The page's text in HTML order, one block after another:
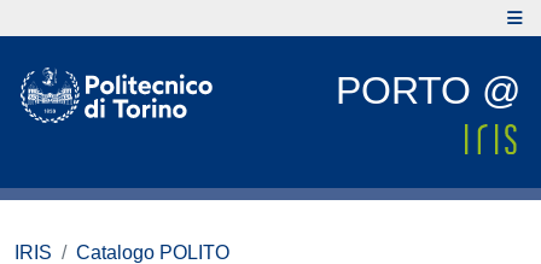
PORTO @
IRIS
Catalogo POLITO